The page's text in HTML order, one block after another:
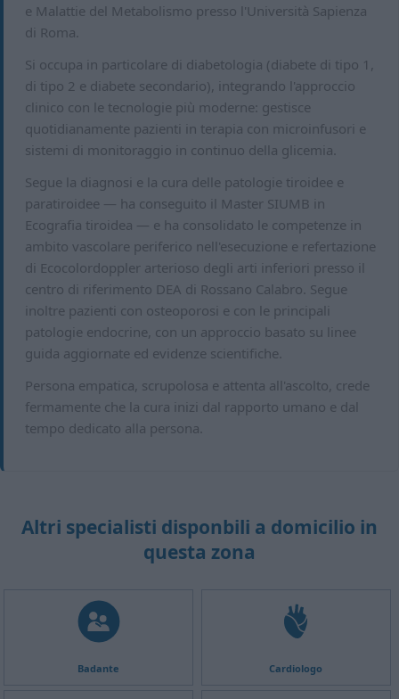
e Malattie del Metabolismo presso l'Università Sapienza
di Roma.
Si occupa in particolare di diabetologia (diabete di tipo 1,
di tipo 2 e diabete secondario), integrando l'approccio
clinico con le tecnologie più moderne: gestisce
quotidianamente pazienti in terapia con microinfusori e
sistemi di monitoraggio in continuo della glicemia.
Segue la diagnosi e la cura delle patologie tiroidee e
paratiroidee — ha conseguito il Master SIUMB in
Ecografia tiroidea — e ha consolidato le competenze in
ambito vascolare periferico nell'esecuzione e refertazione
di Ecocolordoppler arterioso degli arti inferiori presso il
centro di riferimento DEA di Rossano Calabro. Segue
inoltre pazienti con osteoporosi e con le principali
patologie endocrine, con un approccio basato su linee
guida aggiornate ed evidenze scientifiche.
Persona empatica, scrupolosa e attenta all'ascolto, crede
fermamente che la cura inizi dal rapporto umano e dal
tempo dedicato alla persona.
Altri specialisti disponbili a domicilio in
questa zona
Badante Cardiologo